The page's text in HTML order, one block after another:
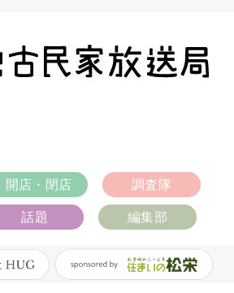
開店・閉店 調査隊
話題 編集部